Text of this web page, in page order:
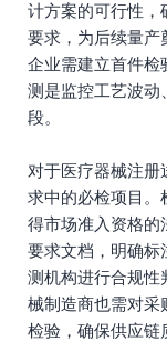
计方案的可行性，
要求，为后续量产
企业需建立首件检
测是监控工艺波动
段。
对于医疗器械注
求中的必检项目。
得市场准入资格的
要求文档，明确标
测机构进行合规性
械制造商也需对采
检验，确保供应链